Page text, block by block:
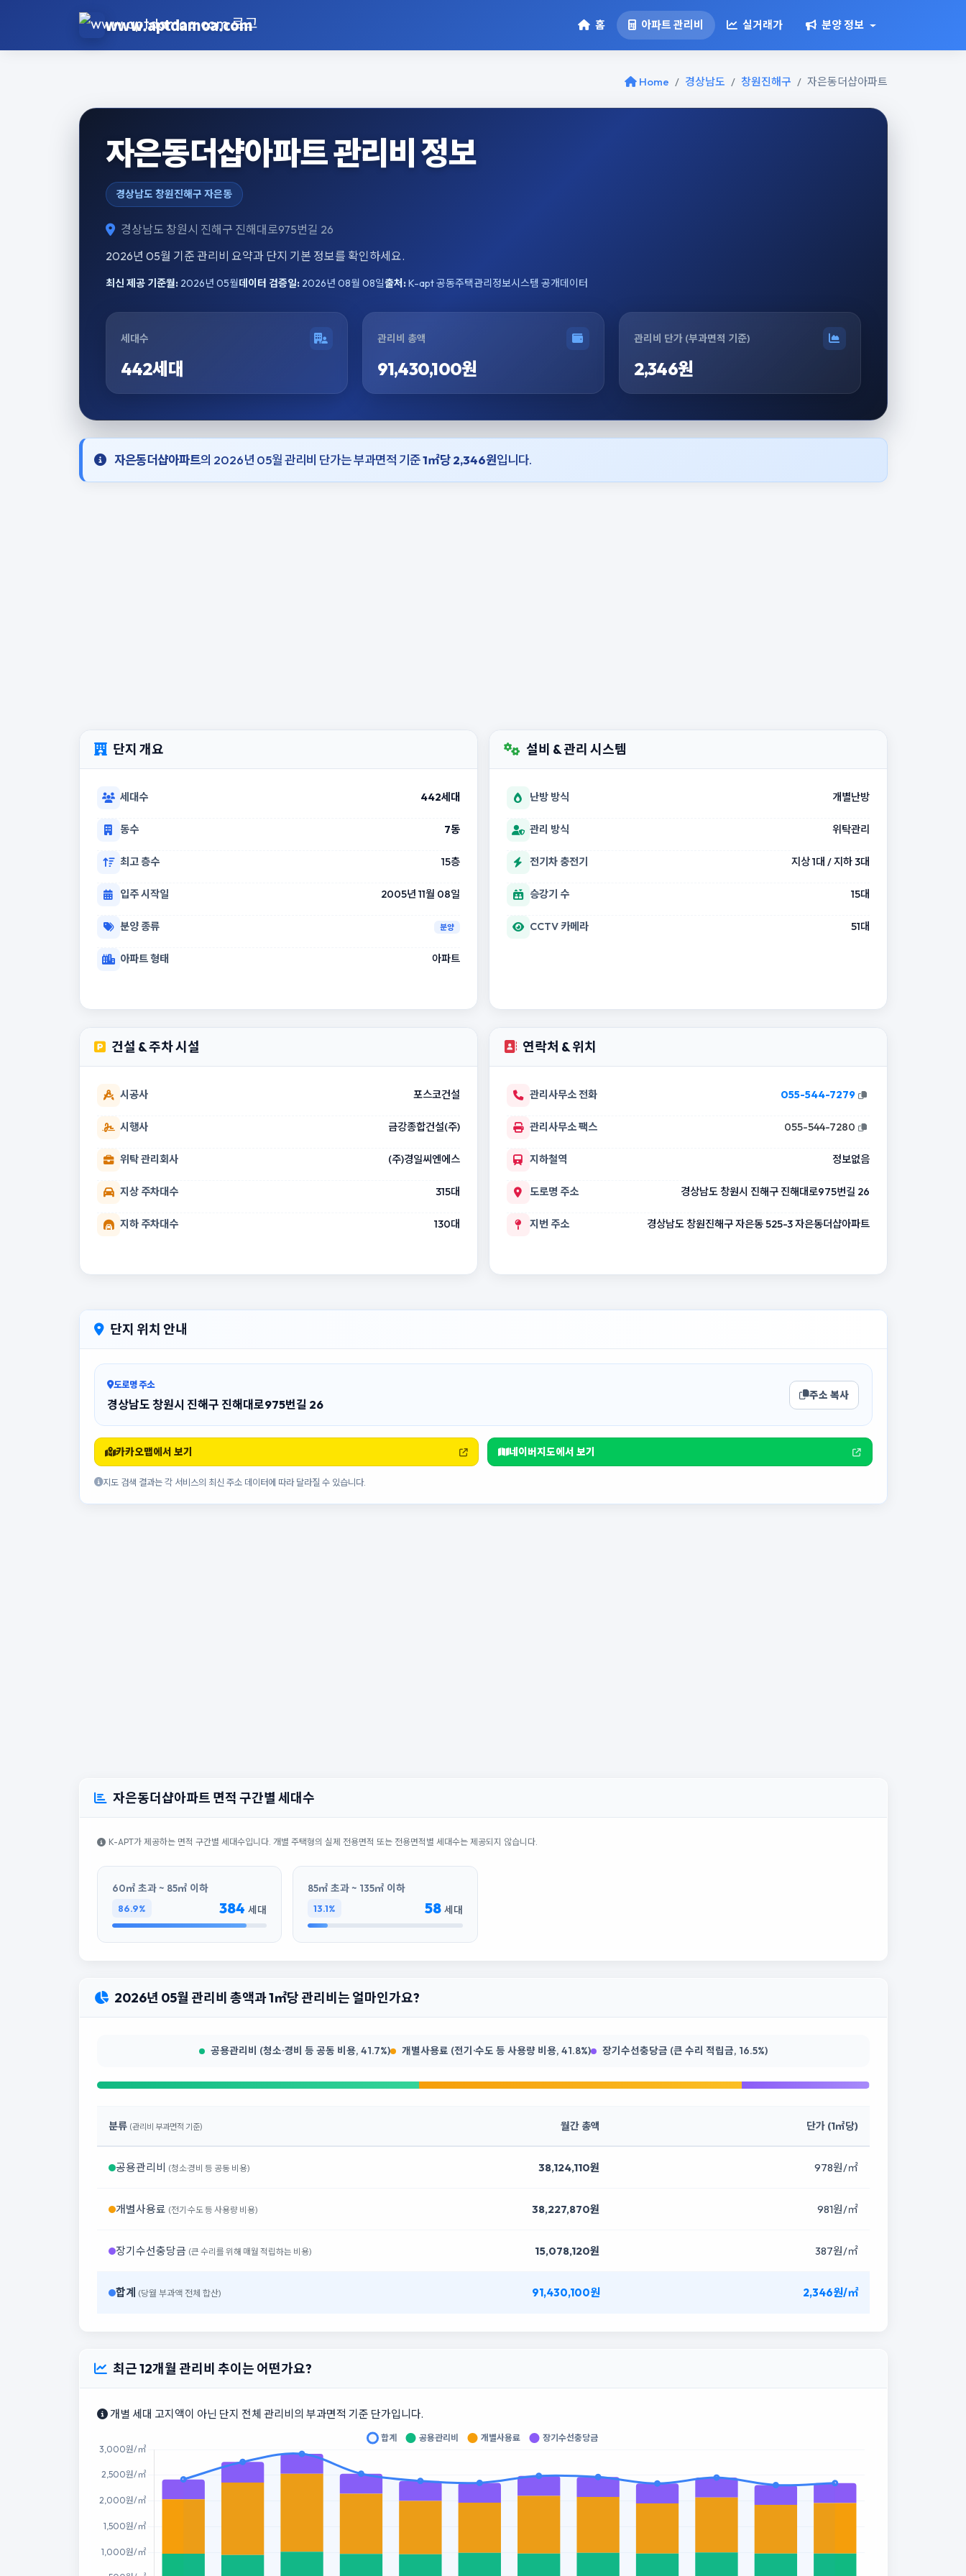
www.aptdamoa.com 홈 아파트 관리비 실거래가 분양 정보
Home 경상남도 창원진해구 자은동더샵아파트
자은동더샵아파트 관리비 정보
경상남도 창원진해구 자은동
경상남도 창원시 진해구 진해대로975번길 26
2026년 05월 기준 관리비 요약과 단지 기본 정보를 확인하세요.
최신 제공 기준월:2026년 05월데이터 검증일:2026년 08월 08일출처:K-apt 공동주택관리정보시스템 공개데이터
세대수
442세대
관리비 총액
91,430,100원
관리비 단가 (부과면적 기준)
2,346원
자은동더샵아파트의 2026년 05월 관리비 단가는 부과면적 기준1㎡당 2,346원입니다.
단지 개요
세대수 442세대
동수 7동
최고 층수 15층
입주 시작일 2005년 11월 08일
분양 종류 분양
아파트 형태 아파트
설비 & 관리 시스템
난방 방식 개별난방
관리 방식 위탁관리
전기차 충전기 지상 1대 / 지하 3대
승강기 수 15대
CCTV 카메라 51대
건설 & 주차 시설
시공사 포스코건설
시행사 금강종합건설(주)
위탁 관리회사 (주)경일씨엔에스
지상 주차대수 315대
지하 주차대수 130대
연락처 & 위치
관리사무소 전화 055-544-7279
관리사무소 팩스 055-544-7280
지하철역 정보없음
도로명 주소 경상남도 창원시 진해구 진해대로975번길 26
지번 주소 경상남도 창원진해구 자은동 525-3 자은동더샵아파트
단지 위치 안내
도로명 주소
경상남도 창원시 진해구 진해대로975번길 26
주소 복사
카카오맵에서 보기 네이버지도에서 보기
지도 검색 결과는 각 서비스의 최신 주소 데이터에 따라 달라질 수 있습니다.
자은동더샵아파트 면적 구간별 세대수
K-APT가 제공하는 면적 구간별 세대수입니다. 개별 주택형의 실제 전용면적 또는 전용면적별 세대수는 제공되지 않습니다.
60㎡ 초과 ~ 85㎡ 이하
86.9% 384 세대
85㎡ 초과 ~ 135㎡ 이하
13.1% 58 세대
2026년 05월 관리비 총액과 1㎡당 관리비는 얼마인가요?
공용관리비 (청소·경비 등 공동 비용, 41.7%) 개별사용료 (전기·수도 등 사용량 비용, 41.8%) 장기수선충당금 (큰 수리 적립금, 16.5%)
분류 (관리비 부과면적 기준) 월간 총액 단가 (1㎡당)
공용관리비 (청소·경비 등 공동 비용) 38,124,110원 978원/㎡
개별사용료 (전기·수도 등 사용량 비용) 38,227,870원 981원/㎡
장기수선충당금 (큰 수리를 위해 매월 적립하는 비용) 15,078,120원 387원/㎡
합계 (당월 부과액 전체 합산) 91,430,100원 2,346원/㎡
최근 12개월 관리비 추이는 어떤가요?
개별 세대 고지액이 아닌 단지 전체 관리비의 부과면적 기준 단가입니다.